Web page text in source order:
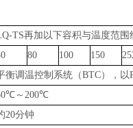
TS再加以下容积与温度范围
80 100 150
衡调温控制系统（BTC），以
～200℃
20分钟